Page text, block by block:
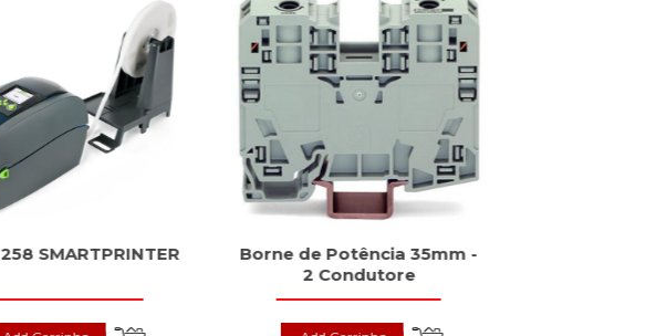
SMARTPRINTER
Borne de Potência 35mm -
2 Condutore